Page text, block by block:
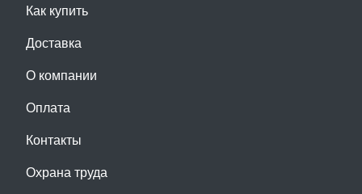
Как купить
Доставка
О компании
Оплата
Контакты
Охрана труда